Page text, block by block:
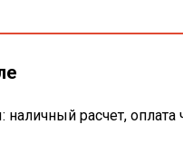
расчет, оплата